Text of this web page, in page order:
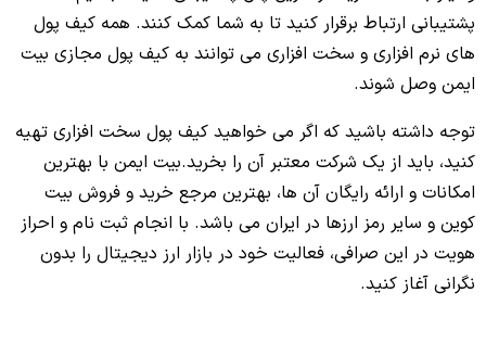
پشتیبانی ارتباط برقرار کنید تا به شما کمک کنند. همه کیف پول
های نرم افزاری و سخت افزاری می توانند به کیف پول مجازی بیت
ایمن وصل شوند.
توجه داشته باشید که اگر می خواهید کیف پول سخت افزاری تهیه
کنید، باید از یک شرکت معتبر آن را بخرید.بیت ایمن با بهترین
امکانات و ارائه رایگان آن ها، بهترین مرجع خرید و فروش بیت
کوین و سایر رمز ارزها در ایران می باشد. با انجام ثبت نام و احراز
هویت در این صرافی، فعالیت خود در بازار ارز دیجیتال را بدون
نگرانی آغاز کنید.